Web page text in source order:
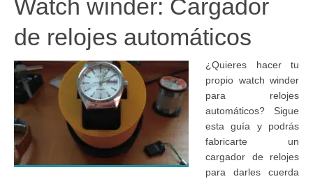
Watch winder: Cargador
de relojes automáticos
¿Quieres hacer tu
propio watch winder
para relojes
automáticos? Sigue
esta guía y podrás
fabricarte un
cargador de relojes
para darles cuerda